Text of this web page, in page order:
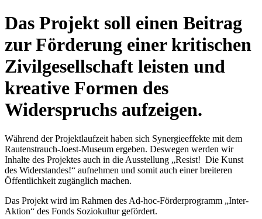
Das Projekt soll einen Beitrag
zur Förderung einer kritischen
Zivilgesellschaft leisten und
kreative Formen des
Widerspruchs aufzeigen.
Während der Projektlaufzeit haben sich Synergieeffekte mit dem
Rautenstrauch-Joest-Museum ergeben. Deswegen werden wir
Inhalte des Projektes auch in die Ausstellung „Resist! Die Kunst
des Widerstandes!“ aufnehmen und somit auch einer breiteren
Öffentlichkeit zugänglich machen.
Das Projekt wird im Rahmen des Ad-hoc-Förderprogramm „Inter-
Aktion“ des Fonds Soziokultur gefördert.